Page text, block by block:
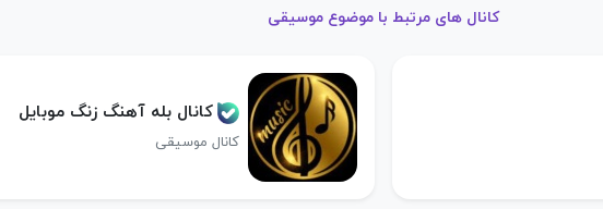
کانال های مرتبط با موضوع موسیقی
کانال بله آهنگ زنگ موبایل
کانال موسیقی